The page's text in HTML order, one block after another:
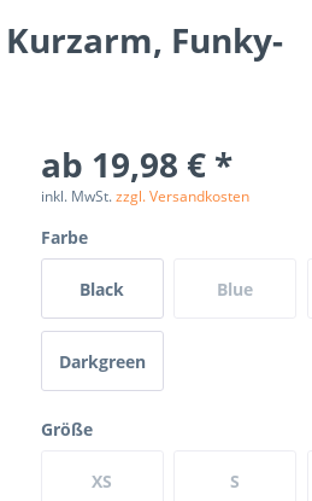
Funky-
ab 19,98 € *
inkl. MwSt.zzgl. Versandkosten
Farbe
Black Blue
Darkgreen
Größe
XS S